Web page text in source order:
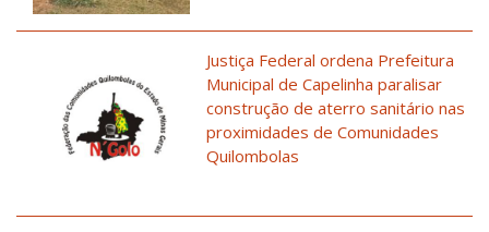
Justiça Federal ordena Prefeitura
Municipal de Capelinha paralisar
construção de aterro sanitário nas
proximidades de Comunidades
Quilombolas